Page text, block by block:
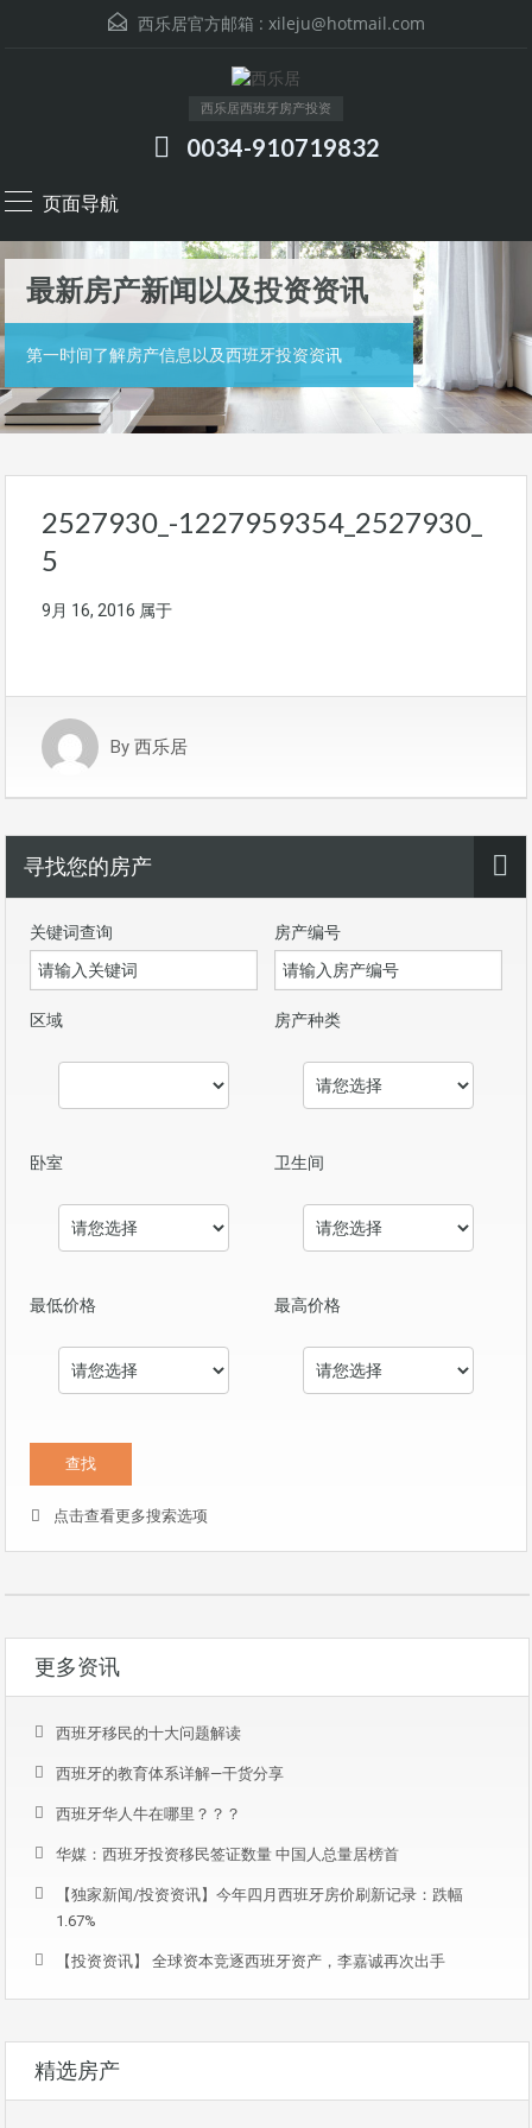
西乐居官方邮箱 : xileju@hotmail.com
西乐居西班牙房产投资
0034-910719832
页面导航
最新房产新闻以及投资资讯
第一时间了解房产信息以及西班牙投资资讯
2527930_-1227959354_2527930_
5
9月 16, 2016 属于
By 西乐居
寻找您的房产
关键词查询 房产编号
区域 房产种类
卧室 卫生间
最低价格 最高价格
点击查看更多搜索选项
更多资讯
西班牙移民的十大问题解读
西班牙的教育体系详解—干货分享
西班牙华人牛在哪里？？？
华媒：西班牙投资移民签证数量 中国人总量居榜首
【独家新闻/投资资讯】今年四月西班牙房价刷新记录：跌幅
1.67%
【投资资讯】 全球资本竞逐西班牙资产，李嘉诚再次出手
精选房产